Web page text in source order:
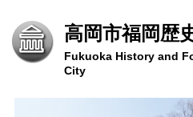
高岡市福岡歴
Fukuoka History and
City